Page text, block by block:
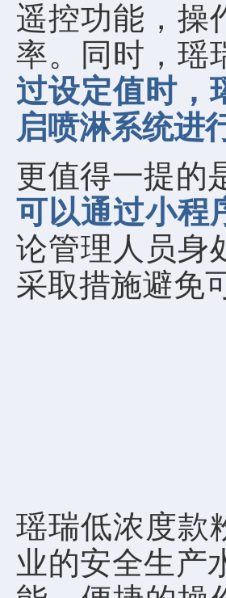
遥控功能，操
率。同时，瑶
过设定值时，
启喷淋系统进
更值得一提的
可以通过小程
论管理人员身
采取措施避免
瑶瑞低浓度款
业的安全生产